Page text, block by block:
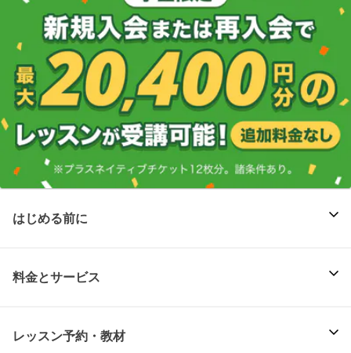
はじめる前に
料金とサービス
レッスン予約・教材